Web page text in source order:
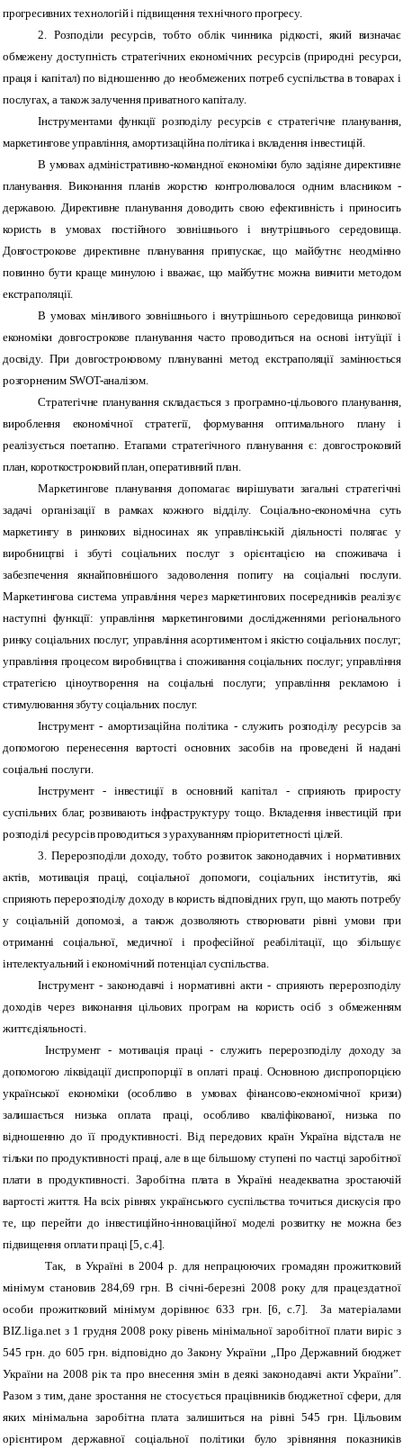
прогресивних технологій і підвищення технічного прогресу.
2. Розподіли ресурсів, тобто облік чинника рідкості, який визначає
обмежену доступність стратегічних економічних ресурсів (природні ресурси,
праця і капітал) по відношенню до необмежених потреб суспільства в товарах і
послугах, а також залучення приватного капіталу.
Інструментами функції розподілу ресурсів є стратегічне планування,
маркетингове управління, амортизаційна політика і вкладення інвестицій.
В умовах адміністративно-командної економіки було задіяне директивне
планування. Виконання планів жорстко контролювалося одним власником -
державою. Директивне планування доводить свою ефективність і приносить
користь в умовах постійного зовнішнього і внутрішнього середовища.
Довгострокове директивне планування припускає, що майбутнє неодмінно
повинно бути краще минулою і вважає, що майбутнє можна вивчити методом
екстраполяції.
В умовах мінливого зовнішнього і внутрішнього середовища ринкової
економіки довгострокове планування часто проводиться на основі інтуїції і
досвіду. При довгостроковому плануванні метод екстраполяції замінюється
розгорненим SWOT-аналізом.
Стратегічне планування складається з програмно-цільового планування,
вироблення економічної стратегії, формування оптимального плану і
реалізується поетапно. Етапами стратегічного планування є: довгостроковий
план, короткостроковий план, оперативний план.
Маркетингове планування допомагає вирішувати загальні стратегічні
задачі організації в рамках кожного відділу. Соціально-економічна суть
маркетингу в ринкових відносинах як управлінській діяльності полягає у
виробництві і збуті соціальних послуг з орієнтацією на споживача і
забезпечення якнайповнішого задоволення попиту на соціальні послуги.
Маркетингова система управління через маркетингових посередників реалізує
наступні функції: управління маркетинговими дослідженнями регіонального
ринку соціальних послуг; управління асортиментом і якістю соціальних послуг;
управління процесом виробництва і споживання соціальних послуг; управління
стратегією ціноутворення на соціальні послуги; управління рекламою і
стимулювання збуту соціальних послуг.
Інструмент - амортизаційна політика - служить розподілу ресурсів за
допомогою перенесення вартості основних засобів на проведені й надані
соціальні послуги.
Інструмент - інвестиції в основний капітал - сприяють приросту
суспільних благ, розвивають інфраструктуру тощо. Вкладення інвестицій при
розподілі ресурсів проводиться з урахуванням пріоритетності цілей.
3. Перерозподіли доходу, тобто розвиток законодавчих і нормативних
актів, мотивація праці, соціальної допомоги, соціальних інститутів, які
сприяють перерозподілу доходу в користь відповідних груп, що мають потребу
у соціальній допомозі, а також дозволяють створювати рівні умови при
отриманні соціальної, медичної і професійної реабілітації, що збільшує
інтелектуальний і економічний потенціал суспільства.
Інструмент - законодавчі і нормативні акти - сприяють перерозподілу
доходів через виконання цільових програм на користь осіб з обмеженням
життєдіяльності.
Інструмент - мотивація праці - служить перерозподілу доходу за
допомогою ліквідації диспропорції в оплаті праці. Основною диспропорцією
української економіки (особливо в умовах фінансово-економічної кризи)
залишається низька оплата праці, особливо кваліфікованої, низька по
відношенню до її продуктивності. Від передових країн Україна відстала не
тільки по продуктивності праці, але в ще більшому ступені по частці заробітної
плати в продуктивності. Заробітна плата в Україні неадекватна зростаючій
вартості життя. На всіх рівнях українського суспільства точиться дискусія про
те, що перейти до інвестиційно-інноваційної моделі розвитку не можна без
підвищення оплати праці [5,c.4].
Так, в Україні в 2004 р. для непрацюючих громадян прожитковий
мінімум становив 284,69 грн. В січні-березні 2008 року для працездатної
особи прожитковий мінімум дорівнює 633 грн. [6, с.7]. За матеріалами
BIZ.liga.net з 1 грудня 2008 року рівень мінімальної заробітної плати виріс з
545 грн. до 605 грн. відповідно до Закону України „Про Державний бюджет
України на 2008 рік та про внесення змін в деякі законодавчі акти України”.
Разом з тим, дане зростання не стосується працівників бюджетної сфери, для
яких мінімальна заробітна плата залишиться на рівні 545 грн. Цільовим
орієнтиром державної соціальної політики було зрівняння показників